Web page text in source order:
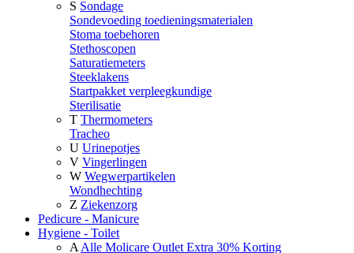
S Sondage
Sondevoeding toedieningsmaterialen
Stoma toebehoren
Stethoscopen
Saturatiemeters
Steeklakens
Startpakket verpleegkundige
Sterilisatie
T Thermometers
Tracheo
U Urinepotjes
V Vingerlingen
W Wegwerpartikelen
Wondhechting
Z Ziekenzorg
Pedicure - Manicure
Hygiene - Toilet
A Alle Molicare Outlet Extra 30% Korting